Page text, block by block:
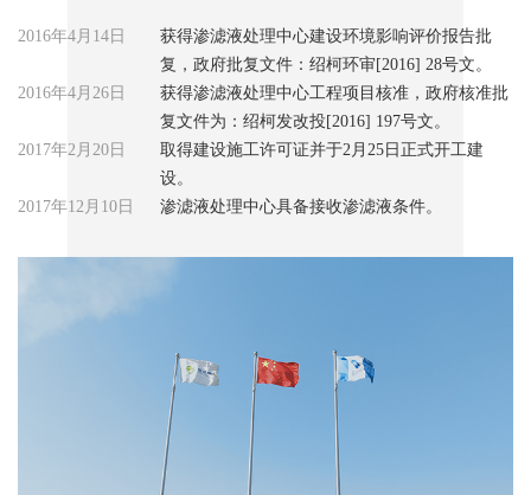
2016年4月14日
获得渗滤液处理中心建设环境影响评价报告批
复，政府批复文件：绍柯环审[2016] 28号文。
2016年4月26日
获得渗滤液处理中心工程项目核准，政府核准批
复文件为：绍柯发改投[2016] 197号文。
2017年2月20日
取得建设施工许可证并于2月25日正式开工建
设。
2017年12月10日
渗滤液处理中心具备接收渗滤液条件。